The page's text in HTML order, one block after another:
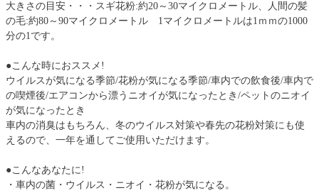
大きさの目安・・・スギ花粉:約20～30マイクロメートル、人間の髪
の毛:約80～90マイクロメートル 1マイクロメートルは1ｍｍの1000
分の1です。
●こんな時におススメ!
ウイルスが気になる季節/花粉が気になる季節/車内での飲食後/車内で
の喫煙後/エアコンから漂うニオイが気になったとき/ペットのニオイ
が気になったとき
車内の消臭はもちろん、冬のウイルス対策や春先の花粉対策にも使
えるので、一年を通してご使用いただけます。
●こんなあなたに!
・車内の菌・ウイルス・ニオイ・花粉が気になる。